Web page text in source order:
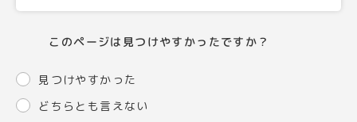
このページは見つけやすかったですか？
見つけやすかった
どちらとも言えない